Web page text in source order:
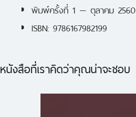
พิมพ์ครั้งที่ 1 — ตุลาคม 2560
ISBN: 9786167982199
หนังสือที่เราคิดว่าคุณน่าจะชอบ